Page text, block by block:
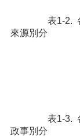
表1-2. 各級
來源別分
表1-3. 各級
政事別分